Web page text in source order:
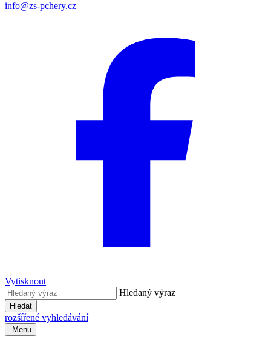
info@zs-pchery.cz
Vytisknout
Hledaný výraz
Hledat
rozšířené vyhledávání
Menu